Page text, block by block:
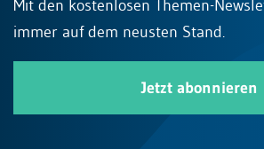
Mit den kostenlosen Themen-
immer auf dem neusten Stand.
Jetzt abonnieren